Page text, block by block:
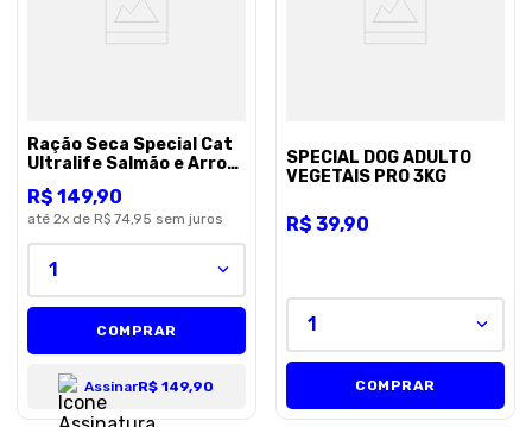
Ração Seca Special Cat
Ultralife Salmão e Arroz
10,1Kg
R$ 149,90
até 2x de R$ 74,95 sem juros
1
COMPRAR
AssinarR$ 149,90
SPECIAL DOG ADULTO
VEGETAIS PRO 3KG
R$ 39,90
1
COMPRAR